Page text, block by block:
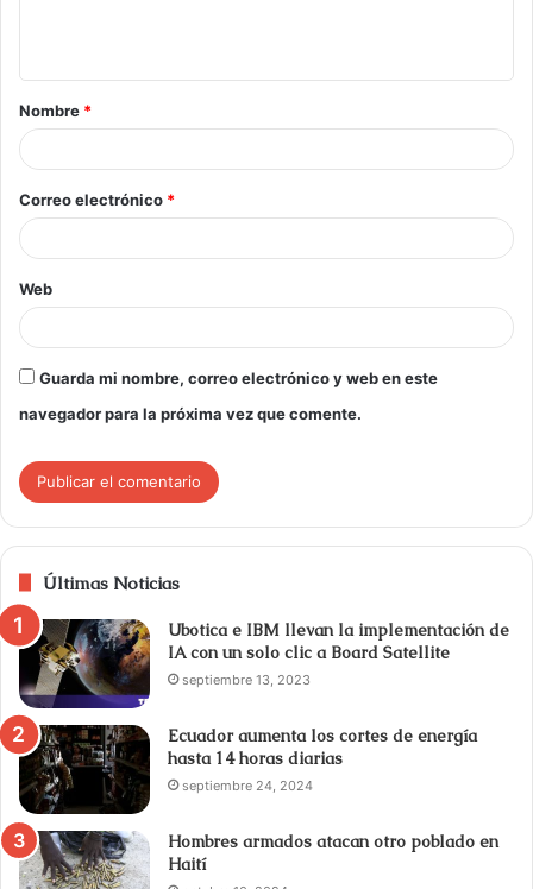
Nombre *
Correo electrónico *
Web
Guarda mi nombre, correo electrónico y web en este
navegador para la próxima vez que comente.
Últimas Noticias
Ubotica e IBM llevan la implementación de
IA con un solo clic a Board Satellite
septiembre 13, 2023
Ecuador aumenta los cortes de energía
hasta 14 horas diarias
septiembre 24, 2024
Hombres armados atacan otro poblado en
Haití